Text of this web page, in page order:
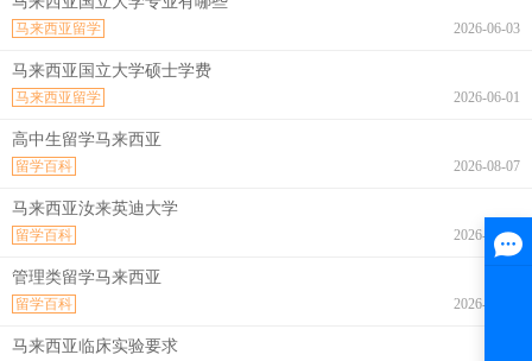
2026-06-03
马来西亚留学
马来西亚国立大学硕士学费
2026-06-01
马来西亚留学
高中生留学马来西亚
2026-08-07
留学百科
马来西亚汝来英迪大学
2026-08-07
留学百科
管理类留学马来西亚
2026-08-07
留学百科
马来西亚临床实验要求